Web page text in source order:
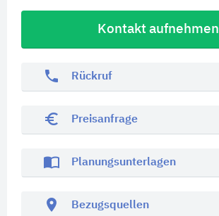
Kontakt aufnehmen
phone Rückruf
euro_symbol Preisanfrage
import_contacts Planungsunterlagen
location_on Bezugsquellen